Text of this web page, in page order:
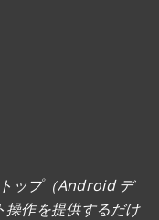
ップ（Android デ
作を提供するだけ